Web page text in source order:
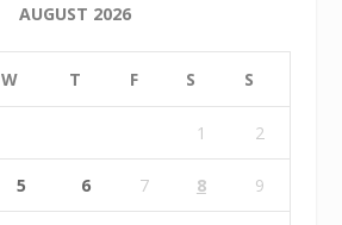
AUGUST 2026
W T F S S
1 2
5 6 7 8 9